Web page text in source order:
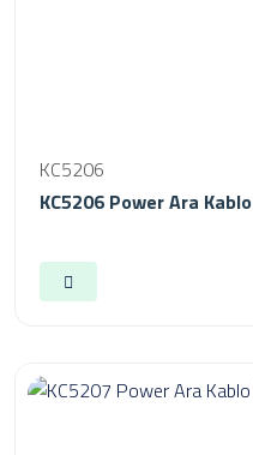
KC5206
KC5206 Power Ara Kablo